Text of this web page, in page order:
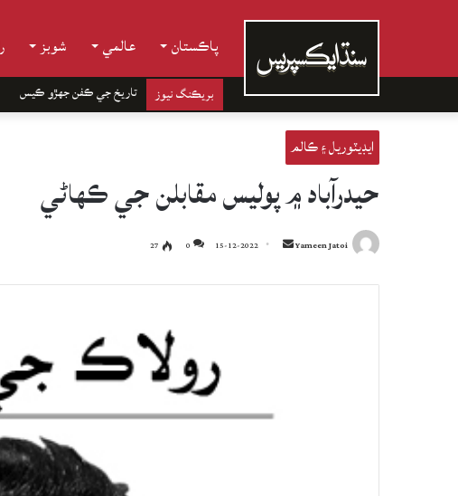
پاڪستان عالمي شوبز
بريڪنگ نيوز تاريخ جي ڪفن جھڙو ڪيس
ايڊيٽوريل ۽ ڪالم
حيدرآباد ۾ پوليس مقابلن جي ڪهاڻي
Yameen Jatoi
Send
email
15-12-2022
0
27